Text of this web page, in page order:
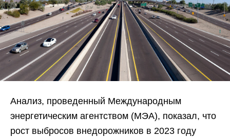
Анализ, проведенный Международным
энергетическим агентством (МЭА), показал, что
рост выбросов внедорожников в 2023 году